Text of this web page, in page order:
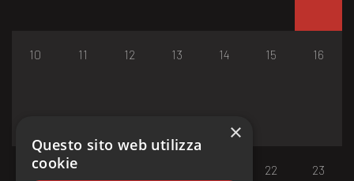
10 11 12 13 14 15 16
17 18 22 23
×
Questo sito web utilizza
cookie